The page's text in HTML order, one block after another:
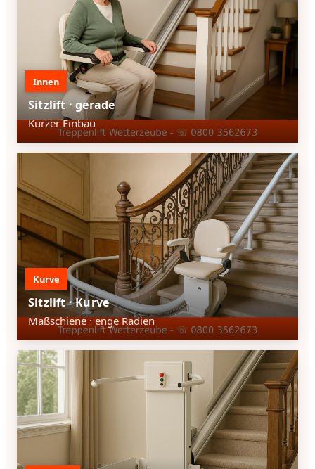
Innen
Sitzlift · gerade
Kurzer Einbau
Kurve
Sitzlift · Kurve
Maßschiene · enge Radien